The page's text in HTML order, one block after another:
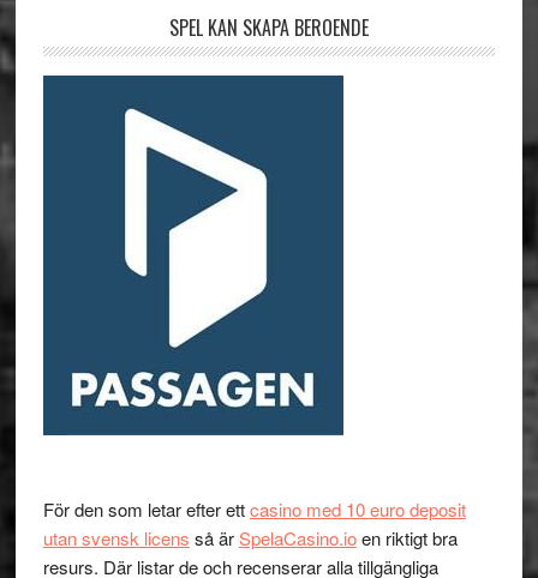
SPEL KAN SKAPA BEROENDE
För den som letar efter ettcasino med 10 euro deposit
utan svensk licens så ärSpelaCasino.ioen riktigt bra
resurs. Där listar de och recenserar alla tillgängliga